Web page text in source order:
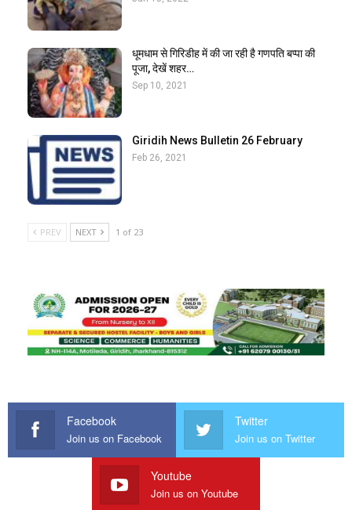
धूमधाम से गिरिडीह में की जा रही है गणपति बप्पा की
पूजा, देखें शहर…
Sep 10, 2021
Giridih News Bulletin 26 February
Feb 26, 2021
PREV NEXT 1 of 23
Facebook
Join us on Facebook
Twitter
Join us on Twitter
Youtube
Join us on Youtube